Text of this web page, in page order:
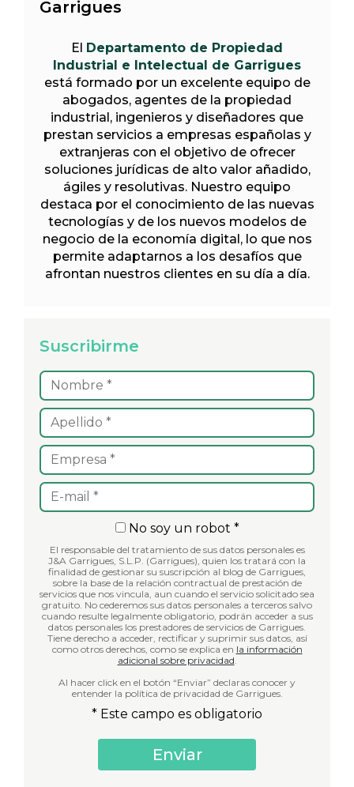
Garrigues
El
Departamento de Propiedad
Industrial e Intelectual de Garrigues
está formado por un excelente equipo de
abogados, agentes de la propiedad
industrial, ingenieros y diseñadores que
prestan servicios a empresas españolas y
extranjeras con el objetivo de ofrecer
soluciones jurídicas de alto valor añadido,
ágiles y resolutivas. Nuestro equipo
destaca por el conocimiento de las nuevas
tecnologías y de los nuevos modelos de
negocio de la economía digital, lo que nos
permite adaptarnos a los desafíos que
afrontan nuestros clientes en su día a día.
Suscribirme
No soy un robot *
El responsable del tratamiento de sus datos personales es
J&A Garrigues, S.L.P. (Garrigues), quien los tratará con la
finalidad de gestionar su suscripción al blog de Garrigues,
sobre la base de la relación contractual de prestación de
servicios que nos vincula, aun cuando el servicio solicitado sea
gratuito. No cederemos sus datos personales a terceros salvo
cuando resulte legalmente obligatorio, podrán acceder a sus
datos personales los prestadores de servicios de Garrigues.
Tiene derecho a acceder, rectificar y suprimir sus datos, así
como otros derechos, como se explica en la información
adicional sobre privacidad.
Al hacer click en el botón “Enviar” declaras conocer y
entender la política de privacidad de Garrigues.
* Este campo es obligatorio